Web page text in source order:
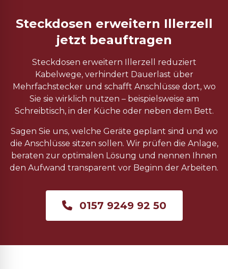
Steckdosen erweitern Illerzell
jetzt beauftragen
Steckdosen erweitern Illerzell reduziert
Kabelwege, verhindert Dauerlast über
Mehrfachstecker und schafft Anschlüsse dort, wo
Sie sie wirklich nutzen – beispielsweise am
Schreibtisch, in der Küche oder neben dem Bett.
Sagen Sie uns, welche Geräte geplant sind und wo
die Anschlüsse sitzen sollen. Wir prüfen die Anlage,
beraten zur optimalen Lösung und nennen Ihnen
den Aufwand transparent vor Beginn der Arbeiten.
0157 9249 92 50